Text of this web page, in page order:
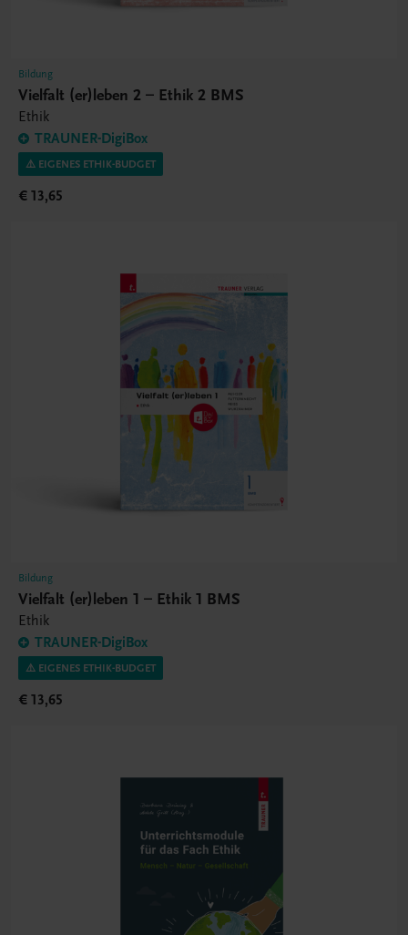
Bildung
Vielfalt (er)leben 2 – Ethik 2 BMS
Ethik
TRAUNER-DigiBox
⚠️ EIGENES ETHIK-BUDGET
€ 13,65
Bildung
Vielfalt (er)leben 1 – Ethik 1 BMS
Ethik
TRAUNER-DigiBox
⚠️ EIGENES ETHIK-BUDGET
€ 13,65